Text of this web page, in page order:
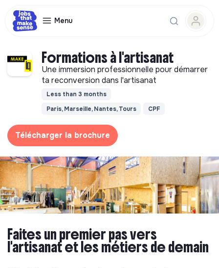
Menu
Formations à l'artisanat
Une immersion professionnelle pour démarrer
ta reconversion dans l'artisanat
Less than 3 months
Paris, Marseille, Nantes, Tours
CPF
Télécharger la brochure
Faites un premier pas vers
l'artisanat et les métiers de demain